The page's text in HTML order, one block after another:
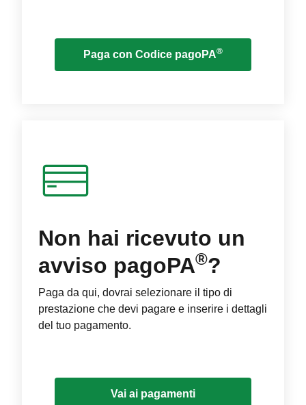
Paga con Codice pagoPA®
Non hai ricevuto un
avviso pagoPA®?
Paga da qui, dovrai selezionare il tipo di
prestazione che devi pagare e inserire i dettagli
del tuo pagamento.
Vai ai pagamenti